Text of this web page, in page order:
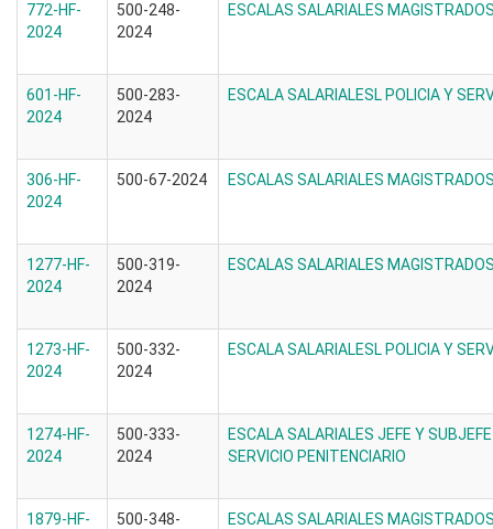
772-HF-
2024
500-248-
2024
ESCALAS SALARIALES
601-HF-
2024
500-283-
2024
ESCALA SALARIALESL POLICIA Y
306-HF-
2024
500-67-2024 ESCALAS SALARIALES
1277-HF-
2024
500-319-
2024
ESCALAS SALARIALES
1273-HF-
2024
500-332-
2024
ESCALA SALARIALESL POLICIA Y
1274-HF-
2024
500-333-
2024
ESCALA SALARIALES JEFE Y
SERVICIO PENITENCIARIO
1879-HF-
500-348-
ESCALAS SALARIALES